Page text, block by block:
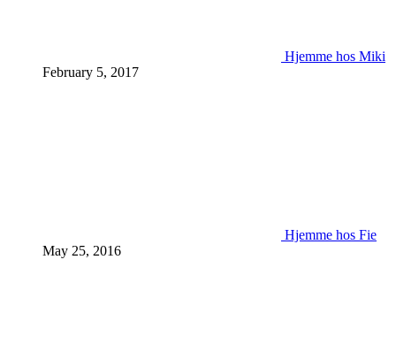
Hjemme hos Miki
February 5, 2017
Hjemme hos Fie
May 25, 2016